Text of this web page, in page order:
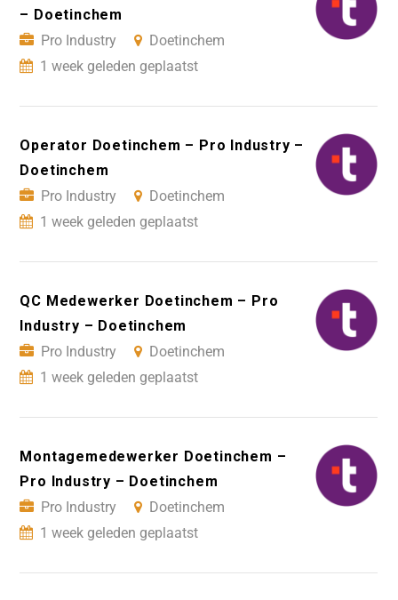
– Doetinchem
Pro Industry
Doetinchem
1 week geleden geplaatst
Operator Doetinchem – Pro Industry –
Doetinchem
Pro Industry
Doetinchem
1 week geleden geplaatst
QC Medewerker Doetinchem – Pro
Industry – Doetinchem
Pro Industry
Doetinchem
1 week geleden geplaatst
Montagemedewerker Doetinchem –
Pro Industry – Doetinchem
Pro Industry
Doetinchem
1 week geleden geplaatst